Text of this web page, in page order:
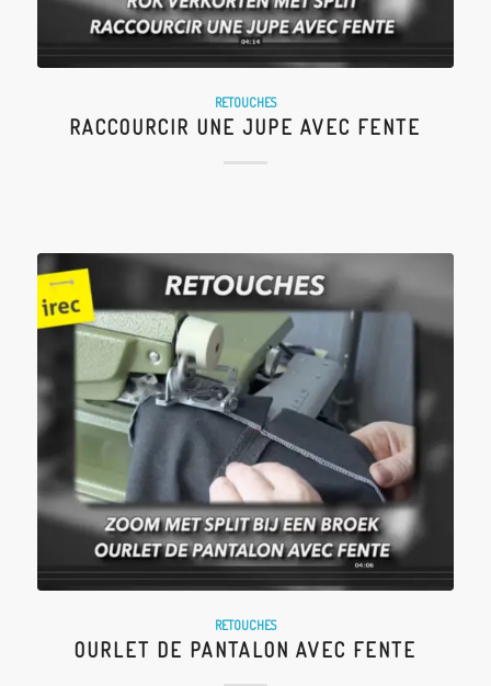
RETOUCHES
RACCOURCIR UNE JUPE AVEC FENTE
RETOUCHES
OURLET DE PANTALON AVEC FENTE